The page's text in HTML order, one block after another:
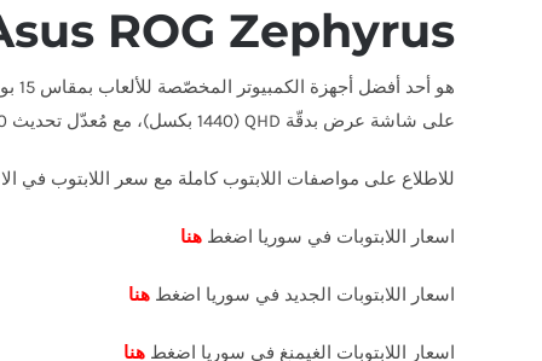
ROG Zephyrus
على شاشة عرض بدقّة QHD (1440 بكسل)، مع مُعدّل تحديث 240 هرتز.
للاطلاع على مواصفات اللابتوب كاملة مع سعر اللابتوب في
اسعار اللابتوبات في سوريا اضغط هنا
اسعار اللابتوبات الجديد في سوريا اضغط هنا
اسعار اللابتوبات الغيمنغ في سوريا اضغط هنا